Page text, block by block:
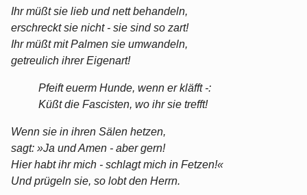
Ihr müßt sie lieb und nett behandeln,
erschreckt sie nicht - sie sind so zart!
Ihr müßt mit Palmen sie umwandeln,
getreulich ihrer Eigenart!
Pfeift euerm Hunde, wenn er kläfft -:
Küßt die Fascisten, wo ihr sie trefft!
Wenn sie in ihren Sälen hetzen,
sagt: »Ja und Amen - aber gern!
Hier habt ihr mich - schlagt mich in Fetzen!«
Und prügeln sie, so lobt den Herrn.